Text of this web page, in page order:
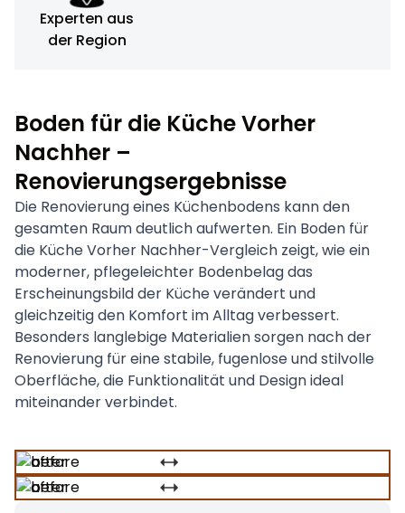
Experten aus
der Region
Boden für die Küche Vorher
Nachher –
Renovierungsergebnisse
Die Renovierung eines Küchenbodens kann den
gesamten Raum deutlich aufwerten. Ein Boden für
die Küche Vorher Nachher-Vergleich zeigt, wie ein
moderner, pflegeleichter Bodenbelag das
Erscheinungsbild der Küche verändert und
gleichzeitig den Komfort im Alltag verbessert.
Besonders langlebige Materialien sorgen nach der
Renovierung für eine stabile, fugenlose und stilvolle
Oberfläche, die Funktionalität und Design ideal
miteinander verbindet.